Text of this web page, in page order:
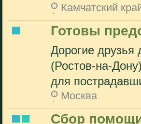
Камчатский
Готовы
Дорогие
(Ростов-на-
для
Москва
Сбор